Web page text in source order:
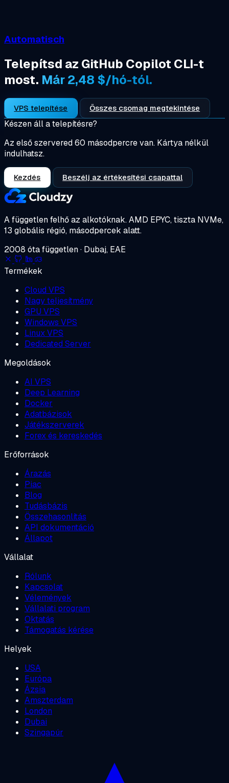
Automatisch
Telepítsd az GitHub Copilot CLI-t
most. Már 2,48 $/hó-tól.
VPS telepítése Összes csomag megtekintése
Készen áll a telepítésre?
Az első szervered 60 másodpercre van. Kártya nélkül
indulhatsz.
Kezdés Beszélj az értékesítési csapattal
A független felhő az alkotóknak.AMD EPYC, tiszta NVMe,
13 globális régió, másodpercek alatt.
2008 óta független · Dubaj, EAE
Termékek
Cloud VPS
Nagy teljesítmény
GPU VPS
Windows VPS
Linux VPS
Dedicated Server
Megoldások
AI VPS
Deep Learning
Docker
Adatbázisok
Játékszerverek
Forex és kereskedés
Erőforrások
Árazás
Piac
Blog
Tudásbázis
Összehasonlítás
API dokumentáció
Állapot
Vállalat
Rólunk
Kapcsolat
Vélemények
Vállalati program
Oktatás
Támogatás kérése
Helyek
USA
Európa
Ázsia
Amszterdam
London
Dubai
Szingapúr